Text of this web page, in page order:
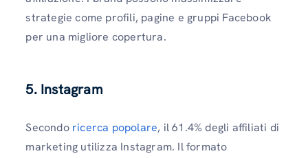
strategie come profili, pagine e gruppi Facebook
per una migliore copertura.
5. Instagram
Secondo ricerca popolare, il 61.4% degli affiliati di
marketing utilizza Instagram. Il formato